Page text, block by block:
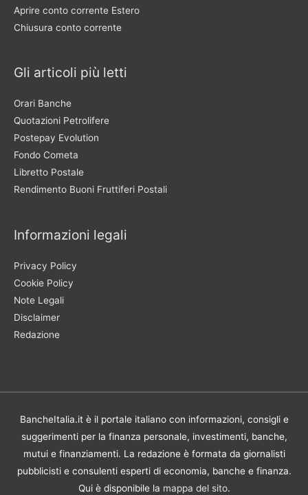
Aprire conto corrente Estero
Chiusura conto corrente
Gli articoli più letti
Orari Banche
Quotazioni Petrolifere
Postepay Evolution
Fondo Cometa
Libretto Postale
Rendimento Buoni Fruttiferi Postali
Informazioni legali
Privacy Policy
Cookie Policy
Note Legali
Disclaimer
Redazione
BancheItalia.it è il portale italiano con informazioni, consigli e
suggerimenti per la finanza personale, investimenti, banche,
mutui e finanziamenti. La redazione è formata da giornalisti
pubblicisti e consulenti esperti di economia, banche e finanza.
Qui è disponibile la mappa del sito.